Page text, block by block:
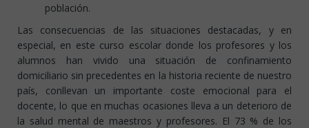
población.
Las consecuencias de las situaciones destacadas, y en
especial, en este curso escolar donde los profesores y los
alumnos han vivido una situación de confinamiento
domiciliario sin precedentes en la historia reciente de nuestro
país, conllevan un importante coste emocional para el
docente, lo que en muchas ocasiones lleva a un deterioro de
la salud mental de maestros y profesores. El 73 % de los